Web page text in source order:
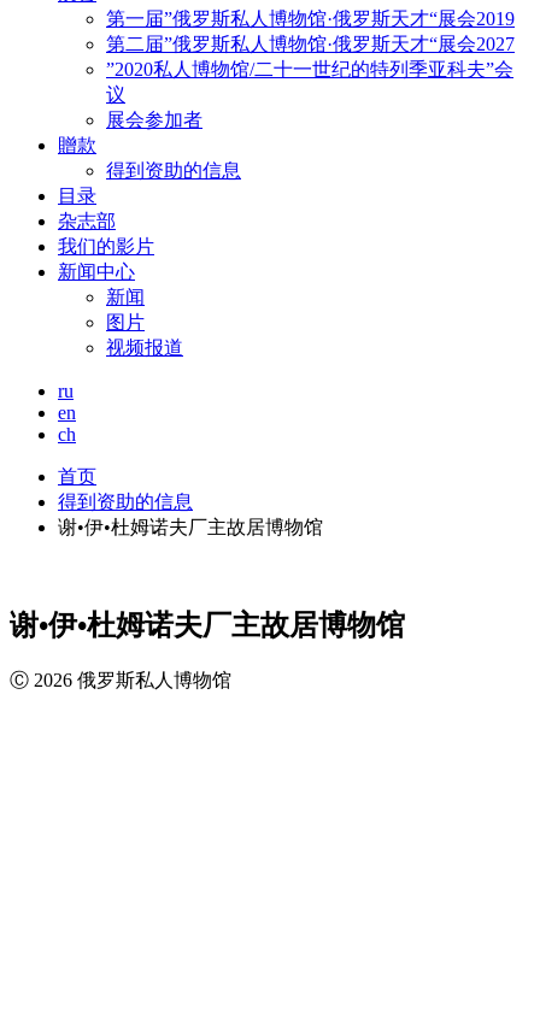
第一届”俄罗斯私人博物馆·俄罗斯天才“展会2019
第二届”俄罗斯私人博物馆·俄罗斯天才“展会2027
”2020私人博物馆/二十一世纪的特列季亚科夫”会
议
展会参加者
贈款
得到资助的信息
目录
杂志部
我们的影片
新闻中心
新闻
图片
视频报道
ru
en
ch
首页
得到资助的信息
谢•伊•杜姆诺夫厂主故居博物馆
谢•伊•杜姆诺夫厂主故居博物馆
Ⓒ 2026 俄罗斯私人博物馆